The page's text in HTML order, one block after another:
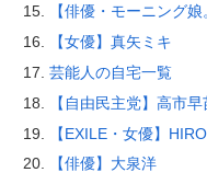
【俳優・モーニング
【女優】真矢ミキ
芸能人の自宅一覧
【自由民主党】高市早
【EXILE・女優】
【俳優】大泉洋